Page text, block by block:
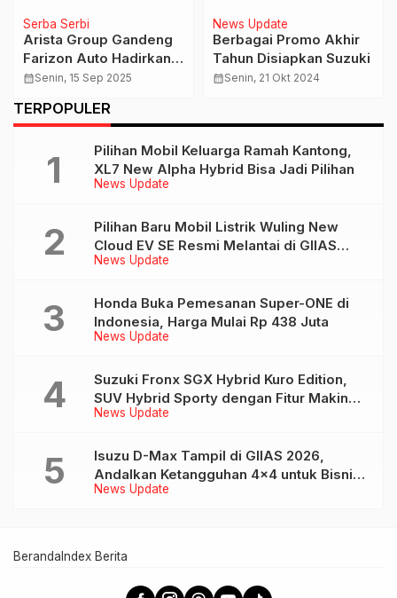
Serba Serbi
Arista Group Gandeng
Farizon Auto Hadirkan
Kendaraan Niaga Ramah
calendar_monthSenin, 15 Sep 2025
News Update
Berbagai Promo Akhir
Tahun Disiapkan Suzuki
calendar_monthSenin, 21 Okt 2024
TERPOPULER
News Update
Pilihan Mobil Keluarga Ramah Kantong,
XL7 New Alpha Hybrid Bisa Jadi Pilihan
News Update
Pilihan Baru Mobil Listrik Wuling New
Cloud EV SE Resmi Melantai di GIIAS
2026
News Update
Honda Buka Pemesanan Super-ONE di
Indonesia, Harga Mulai Rp 438 Juta
News Update
Suzuki Fronx SGX Hybrid Kuro Edition,
SUV Hybrid Sporty dengan Fitur Makin
Lengkap
News Update
Isuzu D-Max Tampil di GIIAS 2026,
Andalkan Ketangguhan 4×4 untuk Bisnis
dan Petualangan
Beranda Index Berita